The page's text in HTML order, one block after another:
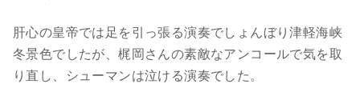
肝心の皇帝では足を引っ張る演奏でしょんぼり津軽海峡
冬景色でしたが、梶岡さんの素敵なアンコールで気を取
り直し、シューマンは泣ける演奏でした。